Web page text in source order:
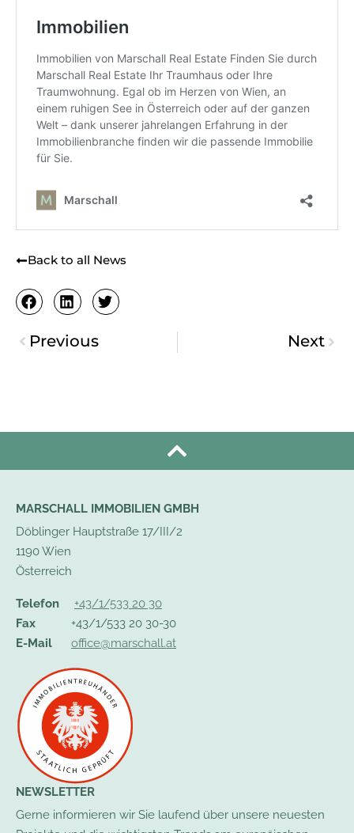
Back to all News
Previous Next
MARSCHALL IMMOBILIEN GMBH
Döblinger Hauptstraße 17/III/2
1190 Wien
Österreich
Telefon
+43/1/533 20 30
Fax
+43/1/533 20 30-30
E-Mail
office@marschall.at
NEWSLETTER
Gerne informieren wir Sie laufend über unsere neuesten